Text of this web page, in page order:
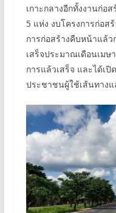
เกาะกลางอีกทั้งงานก่อ
5 แห่ง งบโครงการก่อ
การก่อสร้างคืบหน้าแล้ว
เสร็จประมาณเดือนเม
การแล้วเสร็จ และได้เ
ประชาชนผู้ใช้เส้นทางแ